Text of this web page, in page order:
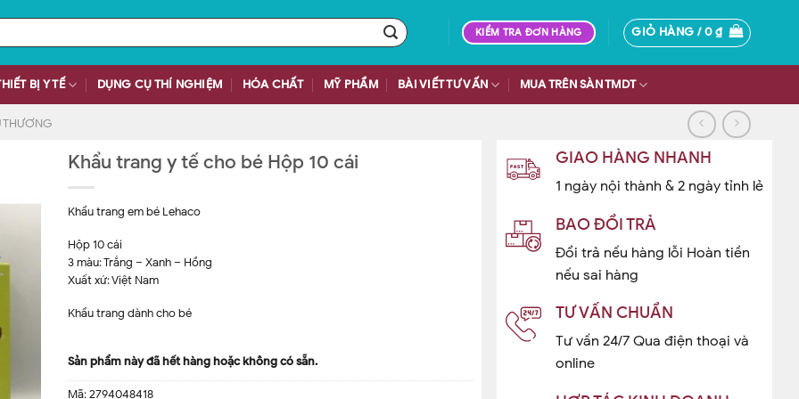
KIỂM TRA ĐƠN HÀNG GIỎ HÀNG /0₫
BỊ Y TẾ DỤNG CỤ THÍ NGHIỆM HÓA CHẤT MỸ PHẨM BÀI VIẾT TƯ VẤN MUA TRÊN SÀN TMDT
THƯƠNG
GIAO HÀNG NHANH
1 ngày nội thành & 2 ngày tỉnh lẻ
BAO ĐỔI TRẢ
Đổi trả nếu hàng lỗi Hoàn tiền
nếu sai hàng
TƯ VẤN CHUẨN
Tư vấn 24/7 Qua điện thoại và
online
Khẩu trang y tế cho bé Hộp 10 cái
Khẩu trang em bé Lehaco
Hộp 10 cái
3 màu: Trắng – Xanh – Hồng
Xuất xứ: Việt Nam
Khẩu trang dành cho bé
Sản phẩm này đã hết hàng hoặc không có sẵn.
Mã:2794048418